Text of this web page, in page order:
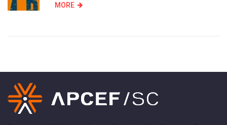
MORE